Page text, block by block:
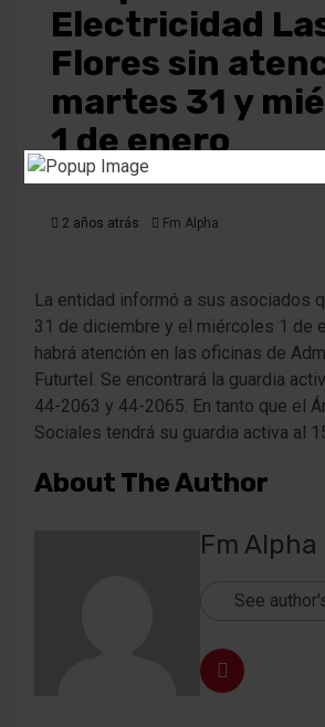
Electricidad
Flores sin
martes 31 y
1 de enero
2 años atrás Fm Alpha
La entidad informó a sus asociados
31 de diciembre y el miércoles 1 de
habrá atención en las oficinas de
Futurtel. Se encontrará la guardia
44-2063 y 44-2065. En tanto que el
Sociales tendrá su guardia activa al
About The Author
Fm Alpha
See